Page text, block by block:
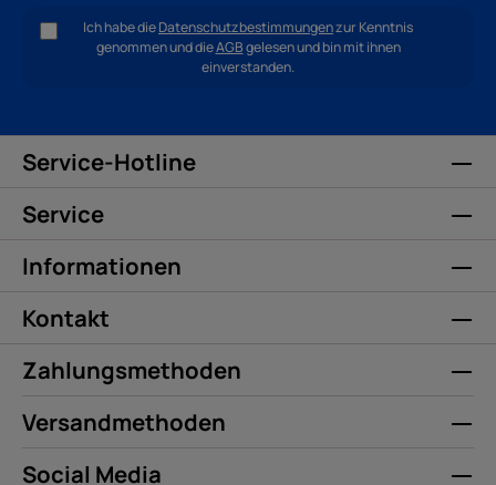
Ich habe dieDatenschutzbestimmungenzur Kenntnis
genommen und dieAGBgelesen und bin mit ihnen
einverstanden.
Service-Hotline
Service
Informationen
Kontakt
Zahlungsmethoden
Versandmethoden
Social Media